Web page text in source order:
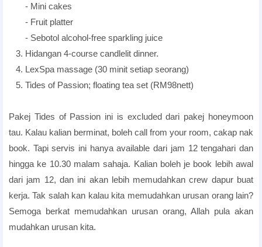
- Mini cakes
- Fruit platter
- Sebotol alcohol-free sparkling juice
3. Hidangan 4-course candlelit dinner.
4. LexSpa massage (30 minit setiap seorang)
5. Tides of Passion; floating tea set (RM98nett)
Pakej Tides of Passion ini is excluded dari pakej honeymoon
tau. Kalau kalian berminat, boleh call from your room, cakap nak
book. Tapi servis ini hanya available dari jam 12 tengahari dan
hingga ke 10.30 malam sahaja. Kalian boleh je book lebih awal
dari jam 12, dan ini akan lebih memudahkan crew dapur buat
kerja. Tak salah kan kalau kita memudahkan urusan orang lain?
Semoga berkat memudahkan urusan orang, Allah pula akan
mudahkan urusan kita.